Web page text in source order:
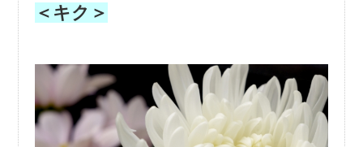
＜キク＞